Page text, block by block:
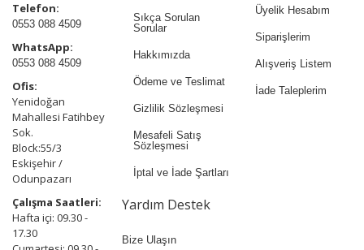
Telefon:
0553 088 4509
WhatsApp:
0553 088 4509
Ofis:
Yenidoğan
Mahallesi Fatihbey
Sok.
Block:55/3
Eskişehir /
Odunpazarı
Çalışma Saatleri:
Hafta içi: 09.30 -
17.30
Sıkça Sorulan
Sorular
Hakkımızda
Ödeme ve Teslimat
Gizlilik Sözleşmesi
Mesafeli Satış
Sözleşmesi
İptal ve İade Şartları
Üyelik Hesabım
Siparişlerim
Alışveriş Listem
İade Taleplerim
Yardım Destek
Bize Ulaşın